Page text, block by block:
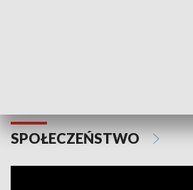
SPOŁECZEŃSTWO